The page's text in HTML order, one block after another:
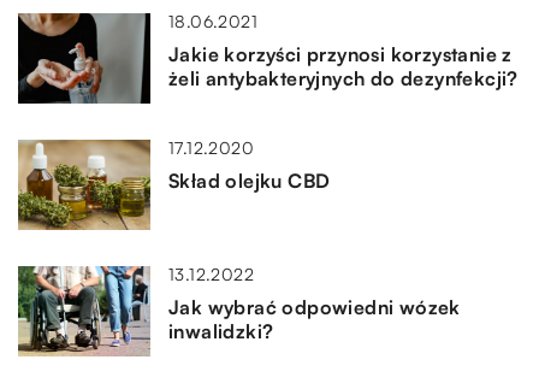
18.06.2021
Jakie korzyści przynosi korzystanie z
żeli antybakteryjnych do dezynfekcji?
17.12.2020
Skład olejku CBD
13.12.2022
Jak wybrać odpowiedni wózek
inwalidzki?